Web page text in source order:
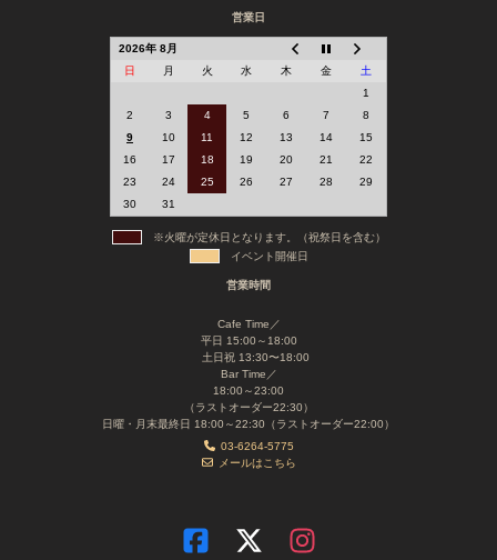
営業日
2026年 8月
日
月 火 水 木 金
土
1
2
3 4 5 6 7
8
9
10 11 12 13 14
15
16
17 18 19 20 21
22
23
24 25 26 27 28
29
30
31
※火曜が定休日となります。（祝祭日を含む）
イベント開催日
営業時間
Cafe Time／
平日 15:00～18:00
土日祝 13:30〜18:00
Bar Time／
18:00～23:00
（ラストオーダー22:30）
日曜・月末最終日 18:00～22:30（ラストオーダー22:00）
03-6264-5775
メールはこちら